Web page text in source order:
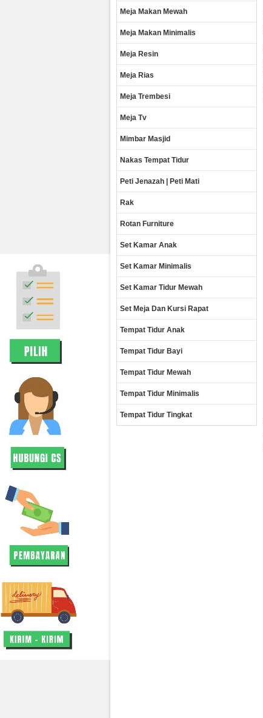
Meja Makan Mewah
Meja Makan Minimalis
Meja Resin
Meja Rias
Meja Trembesi
Meja Tv
Mimbar Masjid
Nakas Tempat Tidur
Peti Jenazah | Peti Mati
Rak
Rotan Furniture
Set Kamar Anak
Set Kamar Minimalis
Set Kamar Tidur Mewah
Set Meja Dan Kursi Rapat
Tempat Tidur Anak
Tempat Tidur Bayi
Tempat Tidur Mewah
Tempat Tidur Minimalis
Tempat Tidur Tingkat